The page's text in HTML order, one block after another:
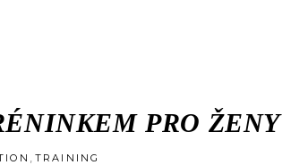
PRO ŽENY
TRAINING